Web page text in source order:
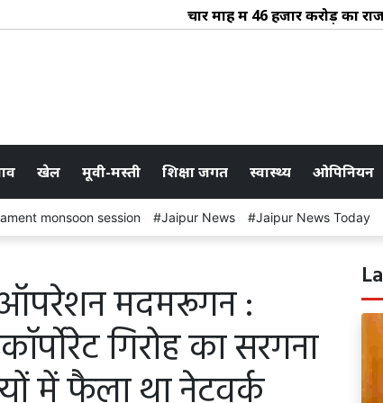
चार माह में 46 हजार करोड़ का राजस्व
खेल मूवी-मस्ती शिक्षा जगत स्वास्थ्य ओपिनियन
monsoon session Jaipur News Jaipur News Today
मदमरूगन :
गिरोह का सरगना